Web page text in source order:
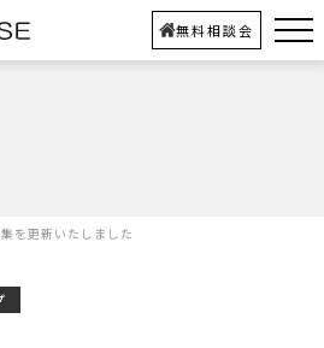
無料相談会
を更新いたしました